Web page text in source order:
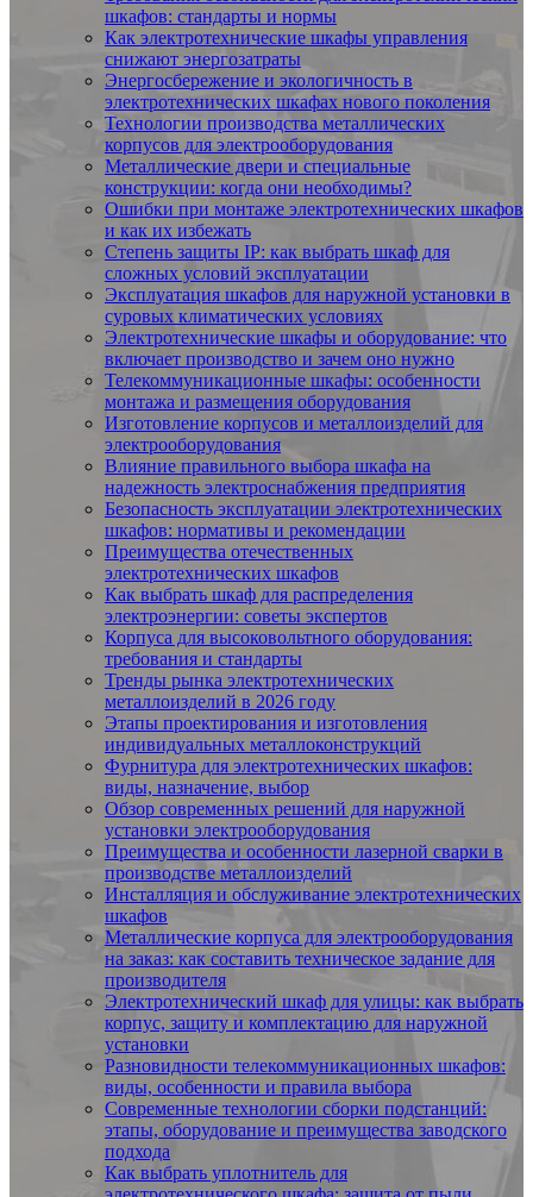
шкафов: стандарты и нормы
Как электротехнические шкафы управления
снижают энергозатраты
Энергосбережение и экологичность в
электротехнических шкафах нового поколения
Технологии производства металлических
корпусов для электрооборудования
Металлические двери и специальные
конструкции: когда они необходимы?
Ошибки при монтаже электротехнических шкафов
и как их избежать
Степень защиты IP: как выбрать шкаф для
сложных условий эксплуатации
Эксплуатация шкафов для наружной установки в
суровых климатических условиях
Электротехнические шкафы и оборудование: что
включает производство и зачем оно нужно
Телекоммуникационные шкафы: особенности
монтажа и размещения оборудования
Изготовление корпусов и металлоизделий для
электрооборудования
Влияние правильного выбора шкафа на
надежность электроснабжения предприятия
Безопасность эксплуатации электротехнических
шкафов: нормативы и рекомендации
Преимущества отечественных
электротехнических шкафов
Как выбрать шкаф для распределения
электроэнергии: советы экспертов
Корпуса для высоковольтного оборудования:
требования и стандарты
Тренды рынка электротехнических
металлоизделий в 2026 году
Этапы проектирования и изготовления
индивидуальных металлоконструкций
Фурнитура для электротехнических шкафов:
виды, назначение, выбор
Обзор современных решений для наружной
установки электрооборудования
Преимущества и особенности лазерной сварки в
производстве металлоизделий
Инсталляция и обслуживание электротехнических
шкафов
Металлические корпуса для электрооборудования
на заказ: как составить техническое задание для
производителя
Электротехнический шкаф для улицы: как выбрать
корпус, защиту и комплектацию для наружной
установки
Разновидности телекоммуникационных шкафов:
виды, особенности и правила выбора
Современные технологии сборки подстанций:
этапы, оборудование и преимущества заводского
подхода
Как выбрать уплотнитель для